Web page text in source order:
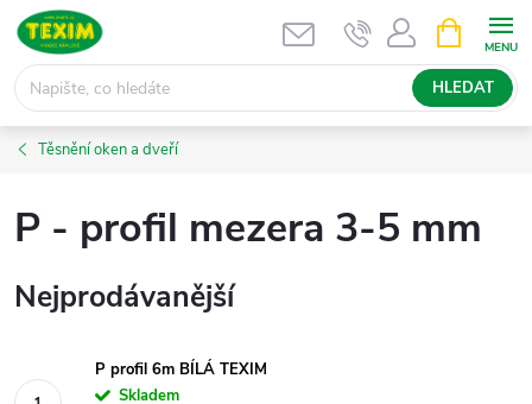
Přejít
obsah
HLEDAT
NÁKUPNÍ
KOŠÍK
Těsnění oken a dveří
P - profil mezera 3-5 mm
Nejprodávanější
P profil 6m BÍLÁ TEXIM
Skladem